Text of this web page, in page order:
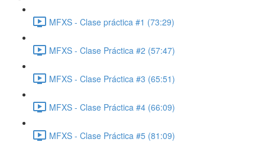
MFXS - Clase práctica #1 (73:29)
MFXS - Clase Práctica #2 (57:47)
MFXS - Clase Práctica #3 (65:51)
MFXS - Clase Práctica #4 (66:09)
MFXS - Clase Práctica #5 (81:09)